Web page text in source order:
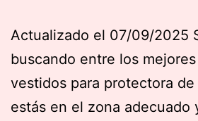
Actualizado el 07/09/2025
buscando entre los
vestidos para protectora de
estás en el zona adecuado